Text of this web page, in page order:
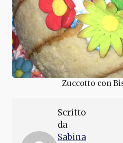
Zuccotto con
Scritto
da
Sabina